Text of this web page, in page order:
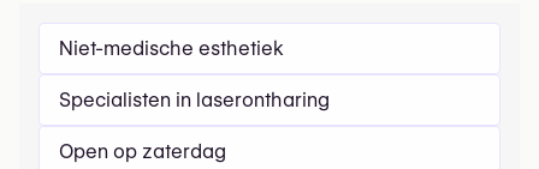
Niet-medische esthetiek
Specialisten in laserontharing
Open op zaterdag